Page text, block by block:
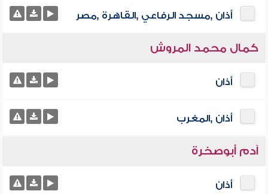
أذان ,مسجد الرفاعي ,القاهرة ,مصر
كمال محمد المروش
أذان
أذان ,المغرب
آدم أبوصخرة
أذان